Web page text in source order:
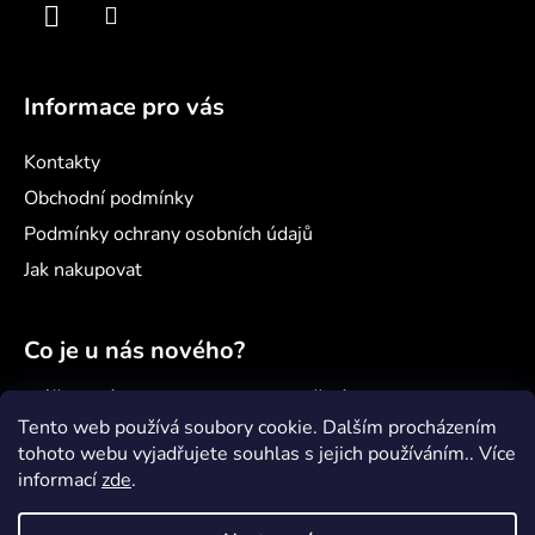
Tento web používá soubory cookie. Dalším procházením
tohoto webu vyjadřujete souhlas s jejich používáním.. Více
informacízde.
Informace pro vás
Kontakty
Obchodní podmínky
Podmínky ochrany osobních údajů
Jak nakupovat
Co je u nás nového?
Náš nový projekt: samoobslužný minimarket
Šenvert
Věděli jste, že...?
Jak správně pečovat o paddleboard?